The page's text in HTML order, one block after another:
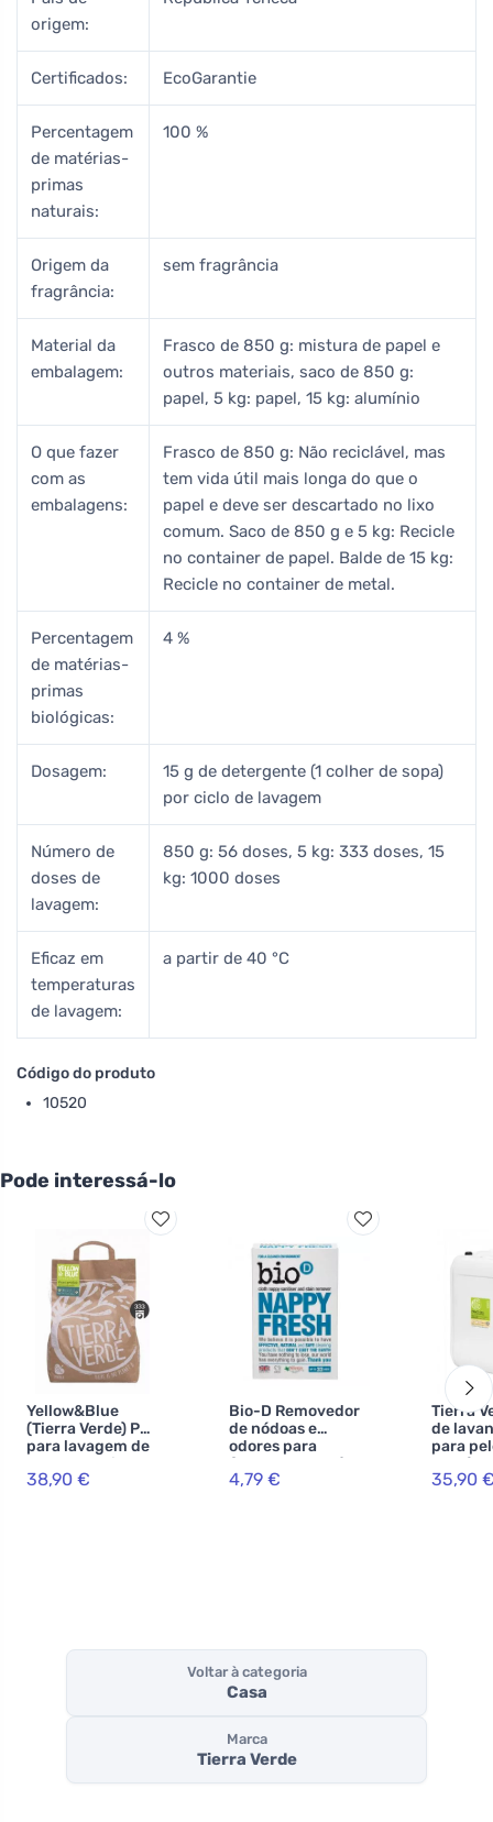
origem:
Certificados: EcoGarantie
Percentagem
de matérias-
primas
naturais:
100 %
Origem da
fragrância:
sem fragrância
Material da
embalagem:
Frasco de 850 g: mistura de papel e
outros materiais, saco de 850 g:
papel, 5 kg: papel, 15 kg: alumínio
O que fazer
com as
embalagens:
Frasco de 850 g: Não reciclável, mas
tem vida útil mais longa do que o
papel e deve ser descartado no lixo
comum. Saco de 850 g e 5 kg: Recicle
no container de papel. Balde de 15 kg:
Recicle no container de metal.
Percentagem
de matérias-
primas
biológicas:
4 %
Dosagem:
15 g de detergente (1 colher de sopa)
por ciclo de lavagem
Número de
doses de
lavagem:
850 g: 56 doses, 5 kg: 333 doses, 15
kg: 1000 doses
Eficaz em
temperaturas
de lavagem:
a partir de 40 °C
Código do produto
10520
Pode interessá-lo
Yellow&Blue
(Tierra Verde) Pó
para lavagem de
roupa colorida
(saco de papel de
38,90 €
Bio-D Removedor
de nódoas e
odores para
fraldas de bebé
(500 g)
4,79 €
Tierra
de
para
ideal
35,90
Voltar à categoria
Casa
Marca
Tierra Verde